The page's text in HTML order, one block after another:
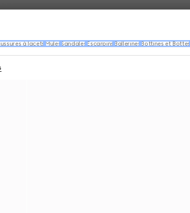
à lacets Mules Sandales Escarpins Ballerines Bottines et Bottes